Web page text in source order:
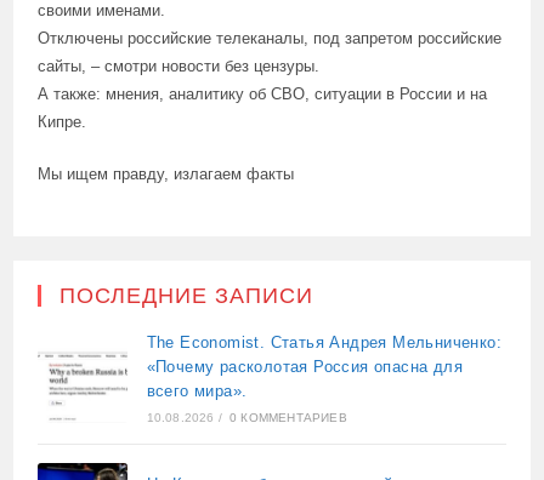
своими именами.
Отключены российские телеканалы, под запретом российские
сайты, – смотри новости без цензуры.
А также: мнения, аналитику об СВО, ситуации в России и на
Кипре.
Мы ищем правду, излагаем факты
ПОСЛЕДНИЕ ЗАПИСИ
The Economist. Статья Андрея Мельниченко:
«Почему расколотая Россия опасна для
всего мира».
10.08.2026 / 0 КОММЕНТАРИЕВ